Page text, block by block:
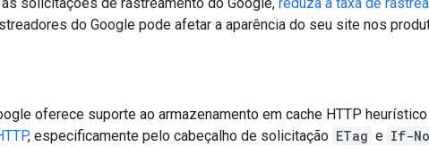
do Google pode afetar a aparência do seu site nos
oferece suporte ao armazenamento em cache HTTP
, especificamente pelo cabeçalho de solicitação ETag e If-